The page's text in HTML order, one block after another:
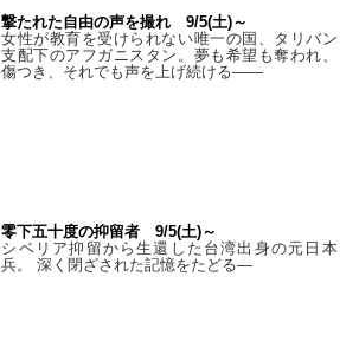
撃たれた自由の声を撮れ 9/5(土)～
女性が教育を受けられない唯一の国、タリバン
支配下のアフガニスタン。夢も希望も奪われ、
傷つき、それでも声を上げ続ける——
零下五十度の抑留者 9/5(土)～
シベリア抑留から生還した台湾出身の元日本
兵。 深く閉ざされた記憶をたどる—